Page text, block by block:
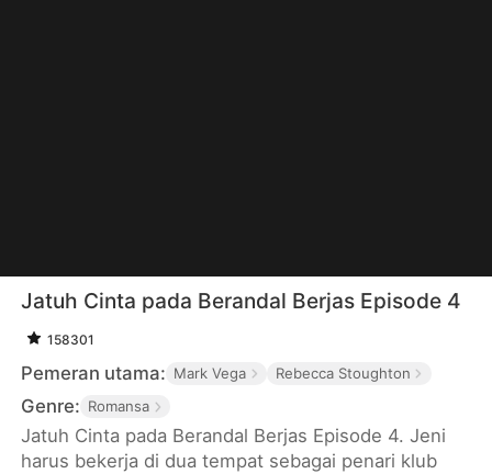
Jatuh Cinta pada Berandal Berjas Episode 4
158301
Pemeran utama: Mark Vega Rebecca Stoughton
Genre: Romansa
Jatuh Cinta pada Berandal Berjas Episode 4. Jeni
harus bekerja di dua tempat sebagai penari klub